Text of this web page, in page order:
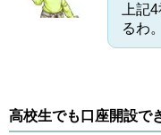
上記
るわ。
高校生でも口座開設で